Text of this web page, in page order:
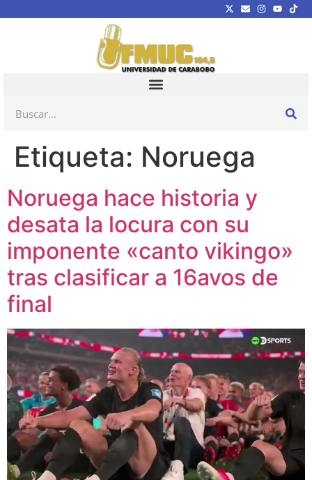
Etiqueta: Noruega
Noruega hace historia y
desata la locura con su
imponente «canto vikingo»
tras clasificar a 16avos de
final